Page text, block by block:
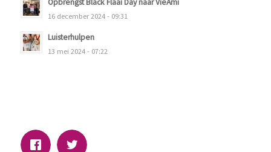
Opbrengst Black Flaai Day naar VieAmi
16 december 2024 - 09:31
Luisterhulpen
13 mei 2024 - 07:22